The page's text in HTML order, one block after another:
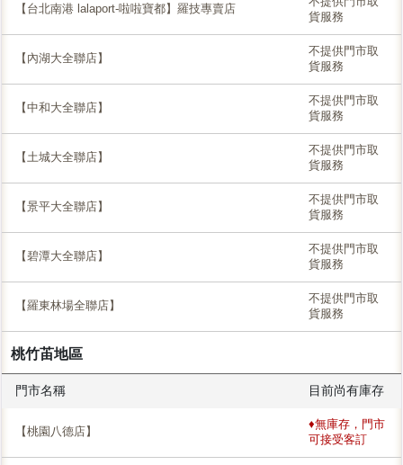
【台北南港 lalaport-啦啦寶都】羅技專賣店
貨服務
【內湖大全聯店】
不提供門市取
貨服務
【中和大全聯店】
不提供門市取
貨服務
【土城大全聯店】
不提供門市取
貨服務
【景平大全聯店】
不提供門市取
貨服務
【碧潭大全聯店】
不提供門市取
貨服務
【羅東林場全聯店】
不提供門市取
貨服務
桃竹苖地區
門市名稱 目前尚有庫存
【桃園八德店】
♦無庫存，門市
可接受客訂